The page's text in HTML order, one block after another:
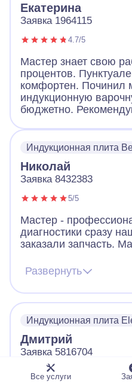
Екатерина
Заявка 1964115
4.7/5
Мастер знает свою
процентов.
комфортен. Починил
индукционную
бюджетно.
Индукционная плита
Николай
Заявка 8432383
5/5
Мастер -
диагностики сразу
заказали запчасть.
запчасть, поставили,
что человек
дал ценные советы
посуды для плиты.
Развернуть
Индукционная плита
Дмитрий
Заявка 5816704
Все услуги